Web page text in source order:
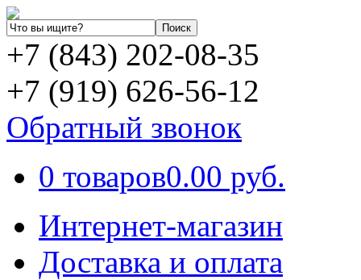
+7 (843) 202-08-35
+7 (919) 626-56-12
Обратный звонок
0 товаров0.00 руб.
Интернет-магазин
Доставка и оплата